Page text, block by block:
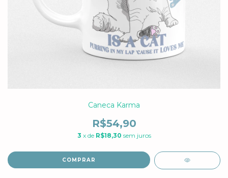
Caneca Karma
R$54,90
3 x de R$18,30 sem juros
COMPRAR